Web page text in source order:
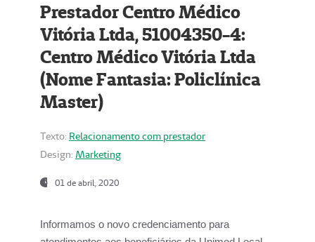
Prestador Centro Médico
Vitória Ltda, 51004350-4:
Centro Médico Vitória Ltda
(Nome Fantasia: Policlínica
Master)
Texto: Relacionamento com prestador
Design: Marketing
01 de abril, 2020
Informamos o novo credenciamento para